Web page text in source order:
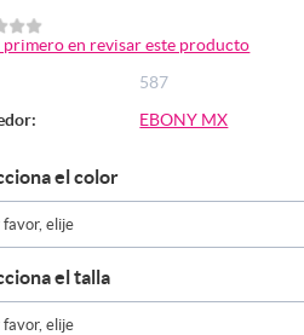
primero en revisar este producto
587
EBONY MX
el color
el talla